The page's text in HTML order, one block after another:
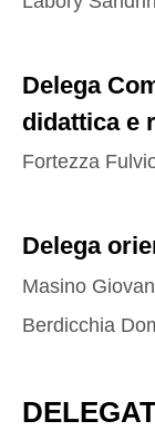
Delega
didattica e
Fortezza
Delega
Masino
Berdicchia